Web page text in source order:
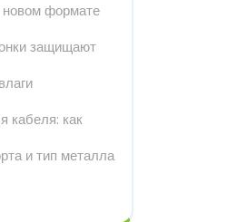
новом формате
защищают
кабеля: как
и тип металла